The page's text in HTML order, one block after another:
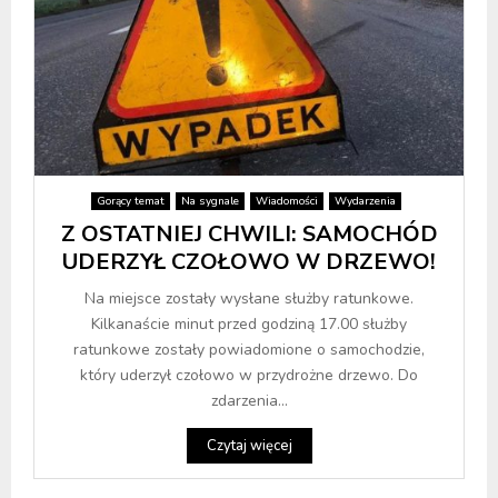
Gorący temat Na sygnale Wiadomości Wydarzenia
Z OSTATNIEJ CHWILI: SAMOCHÓD
UDERZYŁ CZOŁOWO W DRZEWO!
Na miejsce zostały wysłane służby ratunkowe.
Kilkanaście minut przed godziną 17.00 służby
ratunkowe zostały powiadomione o samochodzie,
który uderzył czołowo w przydrożne drzewo. Do
zdarzenia...
Czytaj więcej